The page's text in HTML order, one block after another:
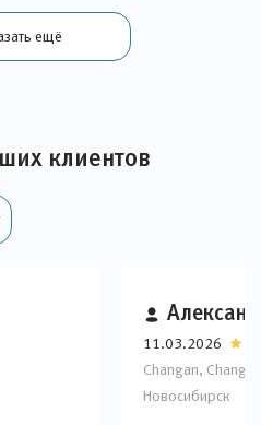
ещё
клиентов
11.03.2026
Changan,
Новосибирск